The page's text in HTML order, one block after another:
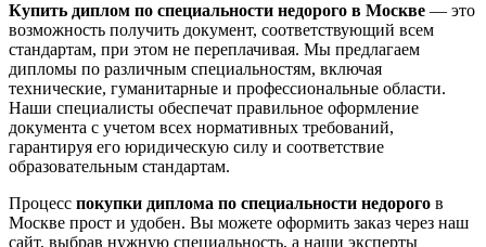
Купить диплом по специальности недорого в Москве — это
возможность получить документ, соответствующий всем
стандартам, при этом не переплачивая. Мы предлагаем
дипломы по различным специальностям, включая
технические, гуманитарные и профессиональные области.
Наши специалисты обеспечат правильное оформление
документа с учетом всех нормативных требований,
гарантируя его юридическую силу и соответствие
образовательным стандартам.
Процесс покупки диплома по специальности недорого в
Москве прост и удобен. Вы можете оформить заказ через наш
сайт, выбрав нужную специальность, а наши эксперты